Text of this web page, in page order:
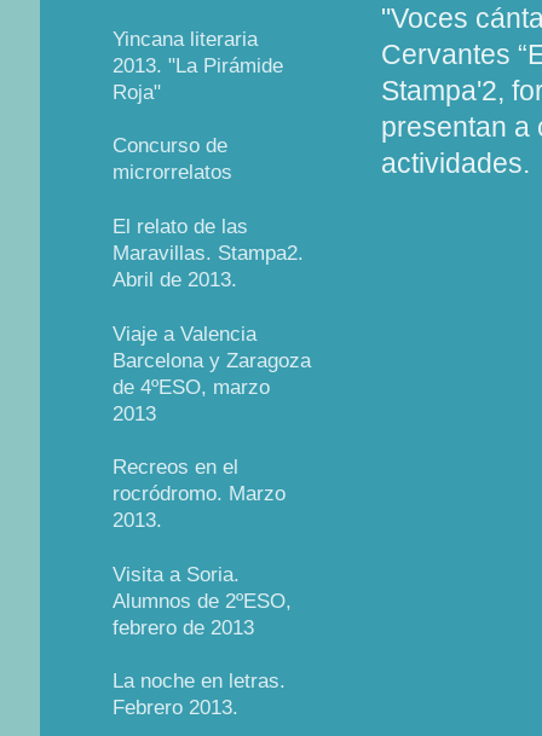
"Voces
Cervantes
Stampa'2,
presentan a
actividades.
Yincana literaria
2013. "La Pirámide
Roja"
Concurso de
microrrelatos
El relato de las
Maravillas. Stampa2.
Abril de 2013.
Viaje a Valencia
Barcelona y Zaragoza
de 4ºESO, marzo
2013
Recreos en el
rocródromo. Marzo
2013.
Visita a Soria.
Alumnos de 2ºESO,
febrero de 2013
La noche en letras.
Febrero 2013.